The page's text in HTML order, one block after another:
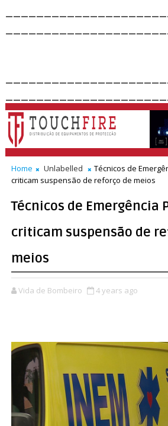
Home Unlabelled
Técnicos de
criticam suspensão de reforço de meios
Técnicos de Emergência
criticam suspensão de
meios
Vida de Bombeiro 4 years ago